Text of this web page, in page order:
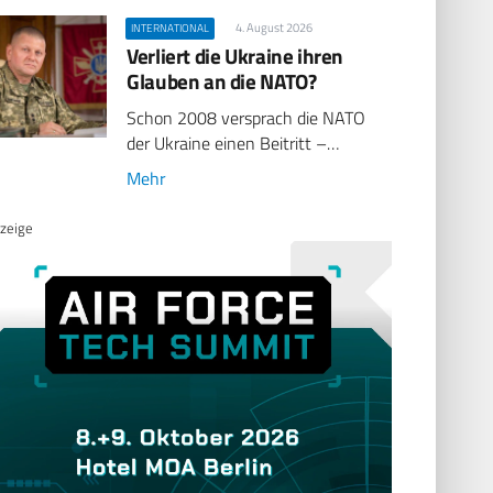
INTERNATIONAL 4. August 2026
Verliert die Ukraine ihren
Glauben an die NATO?
Schon 2008 versprach die NATO
der Ukraine einen Beitritt –…
Mehr